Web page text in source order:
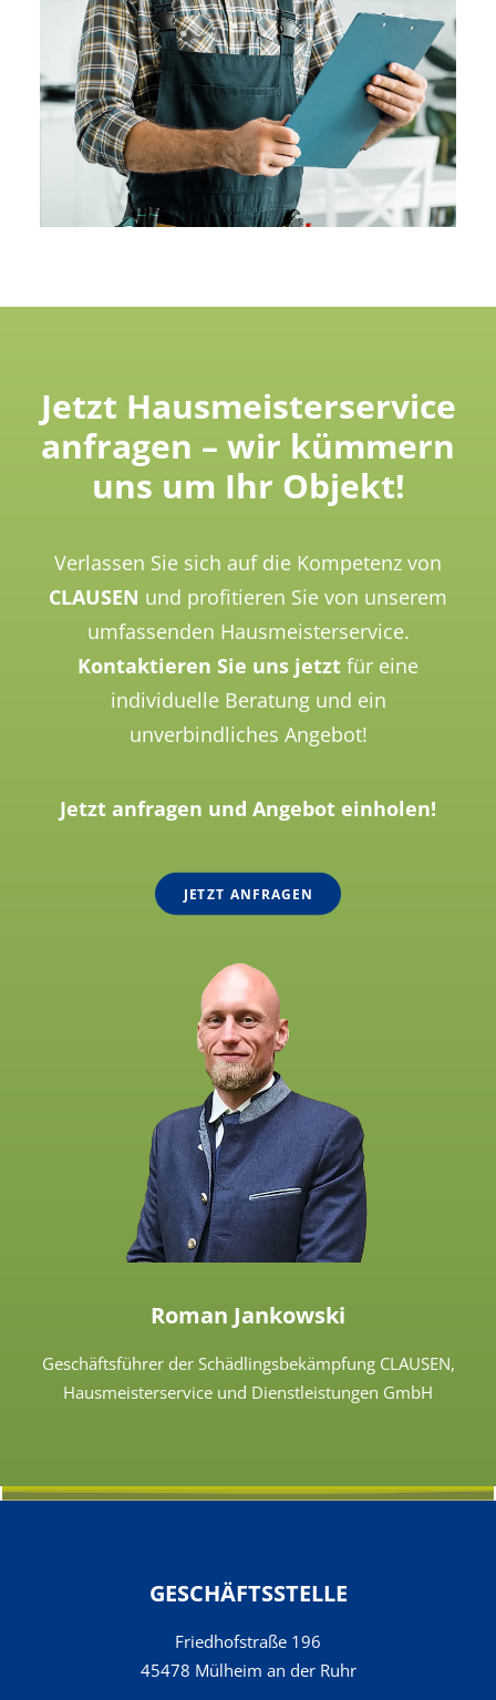
Jetzt Hausmeisterservice
anfragen – wir kümmern
uns um Ihr Objekt!
Verlassen Sie sich auf die Kompetenz von
CLAUSEN und profitieren Sie von unserem
umfassenden Hausmeisterservice.
Kontaktieren Sie uns jetzt für eine
individuelle Beratung und ein
unverbindliches Angebot!
Jetzt anfragen und Angebot einholen!
JETZT ANFRAGEN
Roman Jankowski
Geschäftsführer der Schädlingsbekämpfung CLAUSEN,
Hausmeisterservice und Dienstleistungen GmbH
GESCHÄFTSSTELLE
Friedhofstraße 196
45478 Mülheim an der Ruhr